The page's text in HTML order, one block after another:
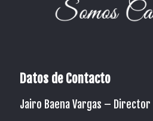
Datos de Contacto
Jairo Baena Vargas – Director